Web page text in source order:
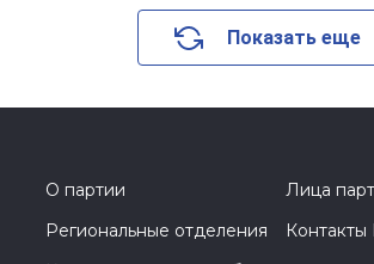
Показать еще
О партии
Лица
Региональные отделения